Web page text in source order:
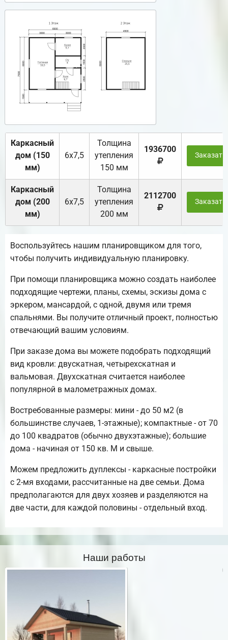
Каркасный
дом (150
мм)
6х7,5
Толщина
утепления
150 мм
1936700
Заказать
Каркасный
дом (200
мм)
6х7,5
Толщина
утепления
200 мм
2112700
Заказать
Воспользуйтесь нашим планировщиком для того,
чтобы получить индивидуальную планировку.
При помощи планировщика можно создать наиболее
подходящие чертежи, планы, схемы, эскизы дома с
эркером, мансардой, с одной, двумя или тремя
спальнями. Вы получите отличный проект, полностью
отвечающий вашим условиям.
При заказе дома вы можете подобрать подходящий
вид кровли: двускатная, четырехскатная и
вальмовая. Двухскатная считается наиболее
популярной в малометражных домах.
Востребованные размеры: мини - до 50 м2 (в
большинстве случаев, 1-этажные); компактные - от 70
до 100 квадратов (обычно двухэтажные); большие
дома - начиная от 150 кв. М и свыше.
Можем предложить дуплексы - каркасные постройки
с 2-мя входами, рассчитанные на две семьи. Дома
предполагаются для двух хозяев и разделяются на
две части, для каждой половины - отдельный вход.
Наши работы